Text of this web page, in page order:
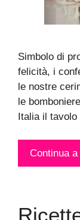
Simbolo di
felicità, i
le nostre
le
Italia il
Continua